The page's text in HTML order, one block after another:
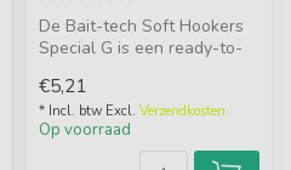
De Bait-tech Soft Hookers
Special G is een ready-to-
Dez...
€5,21
* Incl. btw Excl. Verzendkosten
Op voorraad